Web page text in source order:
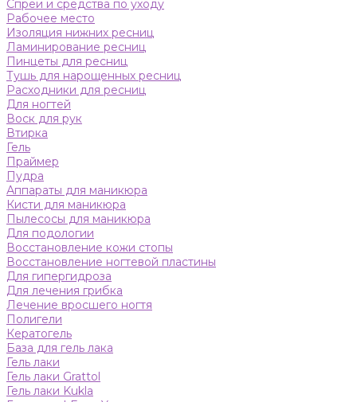
Спреи и средства по уходу
Рабочее место
Изоляция нижних ресниц
Ламинирование ресниц
Пинцеты для ресниц
Тушь для нарощенных ресниц
Расходники для ресниц
Для ногтей
Воск для рук
Втирка
Гель
Праймер
Пудра
Аппараты для маникюра
Кисти для маникюра
Пылесосы для маникюра
Для подологии
Восстановление кожи стопы
Восстановление ногтевой пластины
Для гипергидроза
Для лечения грибка
Лечение вросшего ногтя
Полигели
Кератогель
База для гель лака
Гель лаки
Гель лаки Grattol
Гель лаки Kukla